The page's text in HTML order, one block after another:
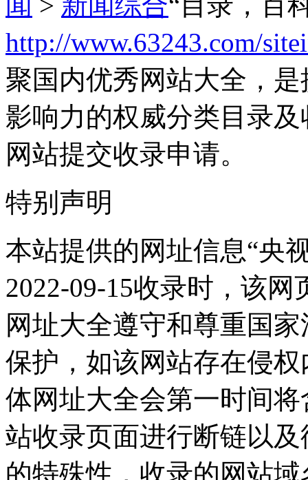
http://www.63243.com/
聚国内优秀网站大全，
影响力的权威分类目录
网站提交收录申请。
特别声明
本站提供的网址信息“央
2022-09-15收录时，该
网址大全遵守和尊重国
保护，如该网站存在侵
体网址大全会第一时间
站收录页面进行断链以
的特殊性，收录的网站